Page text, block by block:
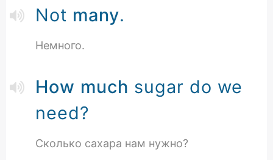
Not many.
Немного.
How much sugar do we
need?
Сколько сахара нам нужно?